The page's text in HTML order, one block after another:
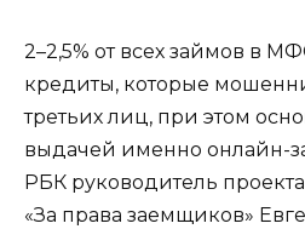
2–2,5% от всех займов в
кредиты, которые
третьих лиц, при этом
выдачей именно онлайн-
РБК руководитель
«За права заемщиков»